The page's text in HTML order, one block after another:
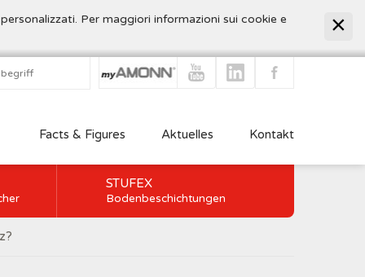
Per maggiori informazioni sui cookie e
Facts & Figures Aktuelles Kontakt
STUFEX
Bodenbeschichtungen